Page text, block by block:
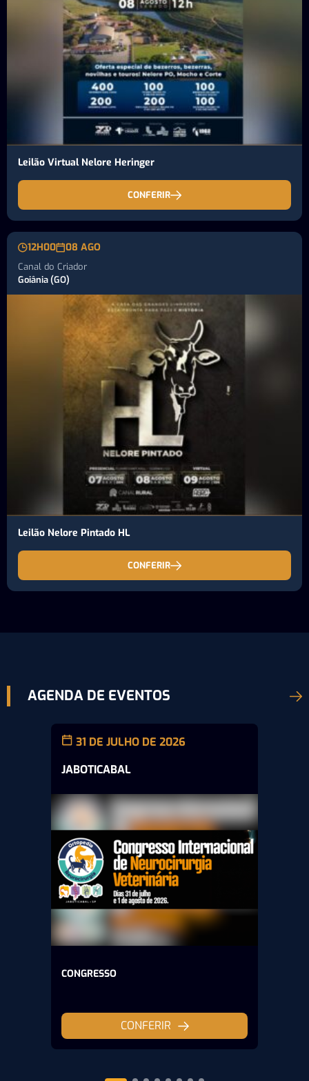
Leilão Virtual Nelore Heringer
CONFERIR
12H00 08 AGO
Canal do Criador
Goiânia (GO)
Leilão Nelore Pintado HL
CONFERIR
AGENDA DE EVENTOS
31 DE JULHO DE 2026
JABOTICABAL
CONGRESSO
CONFERIR